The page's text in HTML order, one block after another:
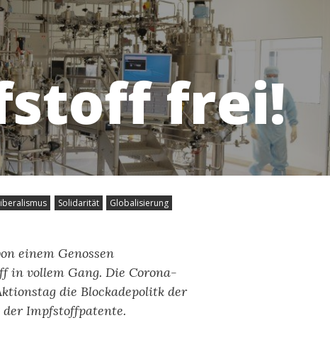
frei!
Solidarität Globalisierung
einem Genossen
in vollem Gang. Die Corona-
die Blockadepolitk der
Impfstoffpatente.